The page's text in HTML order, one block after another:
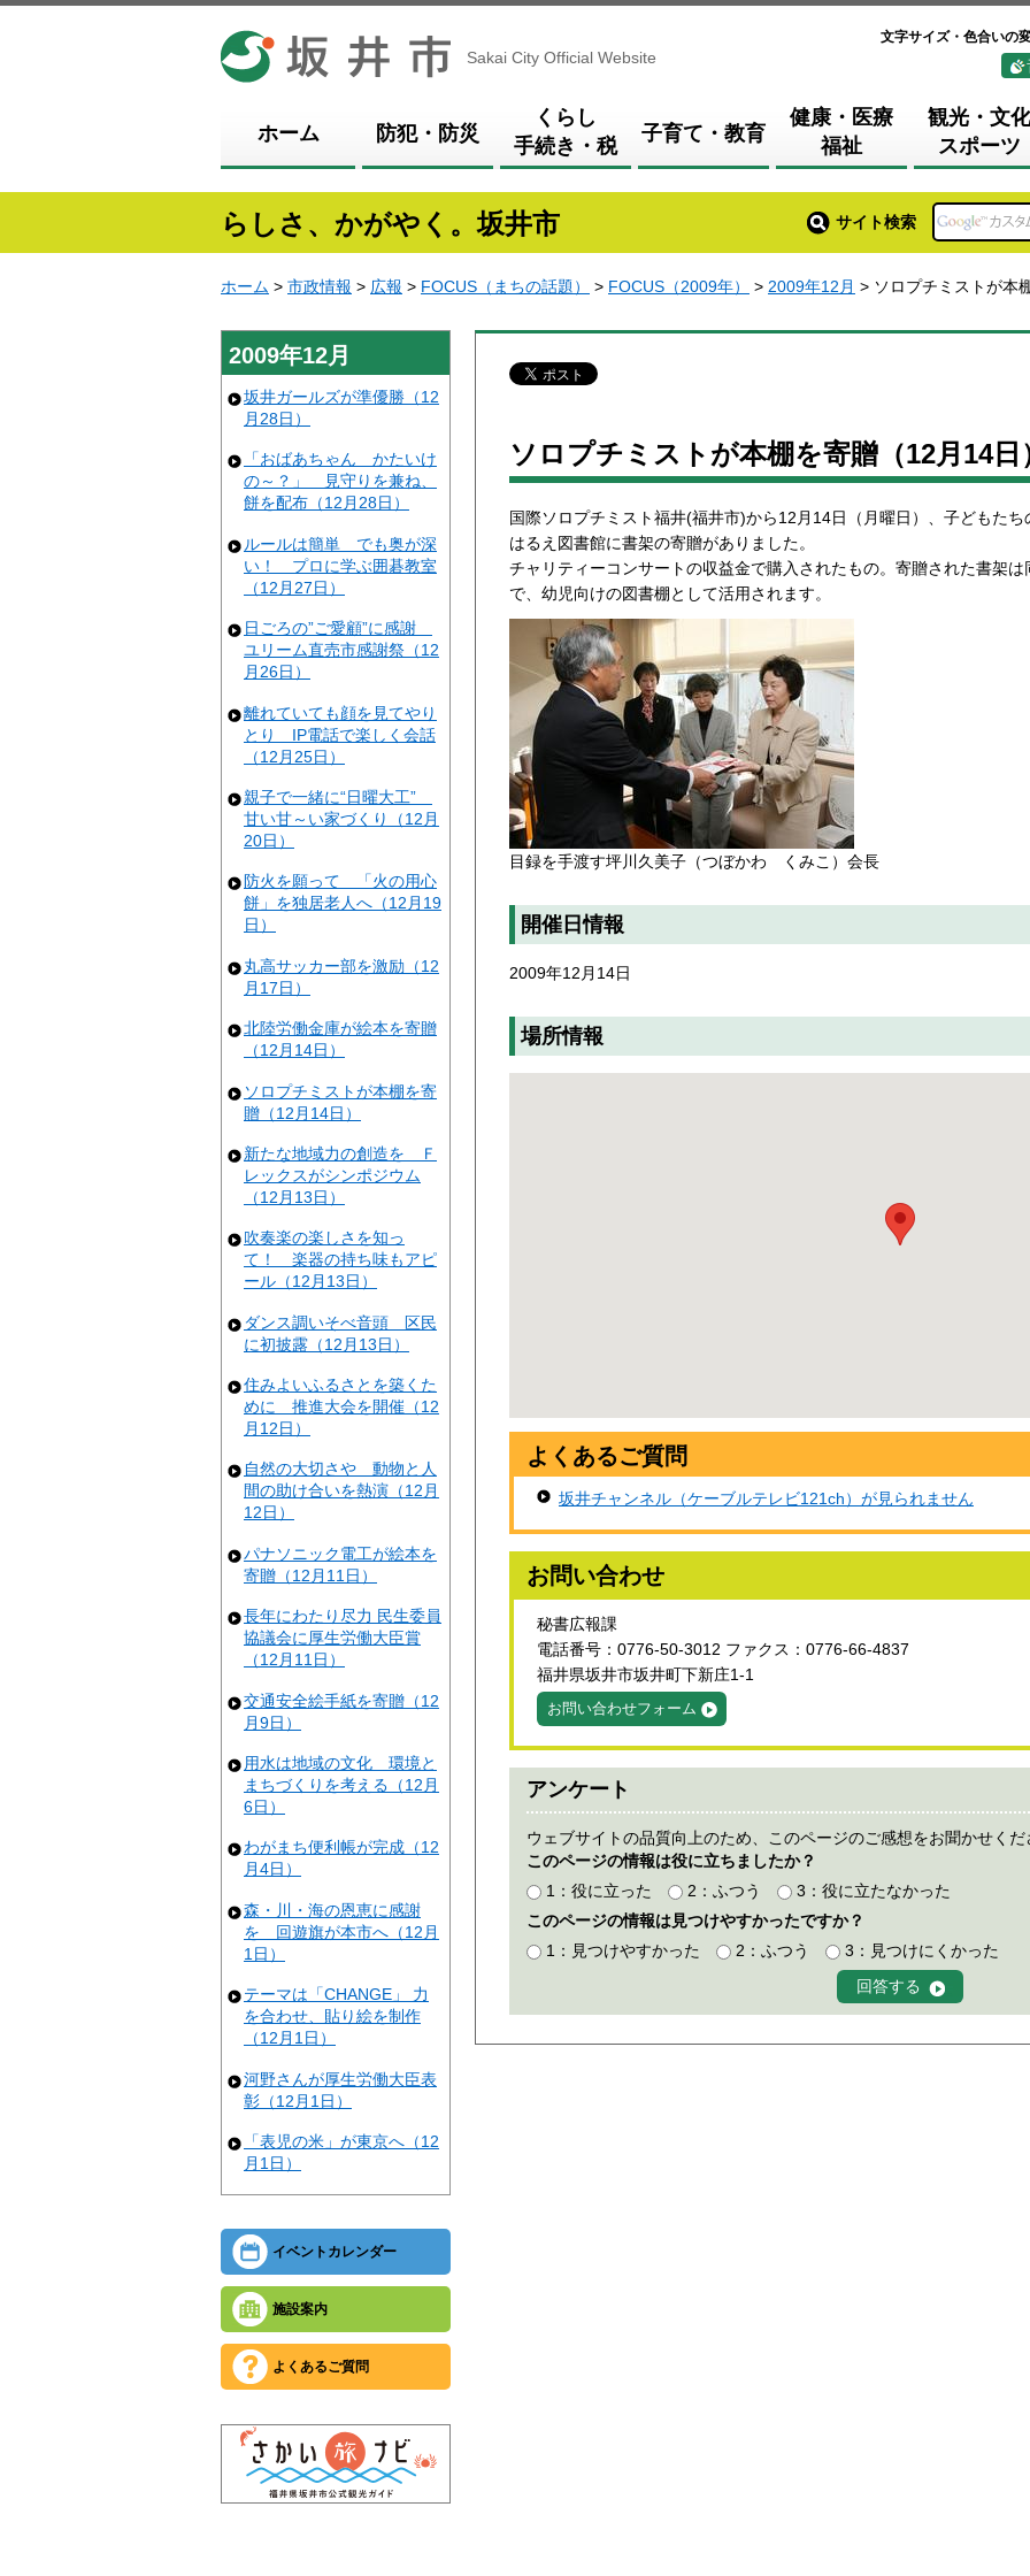
坂井市
Sakai City Official Website
文字サイズ・色合いの
ホーム 防犯・防災
くらし
手続き・税
子育て・教育
健康・医療
福祉
観光・文化
スポーツ
らしさ、かがやく。坂井市 サイト検索
ホーム > 市政情報 > 広報 > FOCUS（まちの話題） > FOCUS（2009年） > 2009年12月 > ソロプチミストが本
2009年12月
坂井ガールズが準優勝（12
月28日）
「おばあちゃん かたいけ
の～？」 見守りを兼ね、
餅を配布（12月28日）
ルールは簡単 でも奥が深
い！ プロに学ぶ囲碁教室
（12月27日）
日ごろの”ご愛顧”に感謝
ユリーム直売市感謝祭（12
月26日）
離れていても顔を見てやり
とり IP電話で楽しく会話
（12月25日）
親子で一緒に“日曜大工”
甘い甘～い家づくり（12月
20日）
防火を願って 「火の用心
餅」を独居老人へ（12月19
日）
丸高サッカー部を激励（12
月17日）
北陸労働金庫が絵本を寄贈
（12月14日）
ソロプチミストが本棚を寄
贈（12月14日）
新たな地域力の創造を Ｆ
レックスがシンポジウム
（12月13日）
吹奏楽の楽しさを知っ
て！ 楽器の持ち味もアピ
ール（12月13日）
ダンス調いそべ音頭 区民
に初披露（12月13日）
住みよいふるさとを築くた
めに 推進大会を開催（12
月12日）
自然の大切さや 動物と人
間の助け合いを熱演（12月
12日）
パナソニック電工が絵本を
寄贈（12月11日）
長年にわたり尽力 民生委員
協議会に厚生労働大臣賞
（12月11日）
交通安全絵手紙を寄贈（12
月9日）
用水は地域の文化 環境と
まちづくりを考える（12月
6日）
わがまち便利帳が完成（12
月4日）
森・川・海の恩恵に感謝
を 回遊旗が本市へ（12月
1日）
テーマは「CHANGE」 力
を合わせ、貼り絵を制作
（12月1日）
河野さんが厚生労働大臣表
彰（12月1日）
「表児の米」が東京へ（12
月1日）
イベントカレンダー
施設案内
よくあるご質問
ソロプチミストが本棚を寄贈（12月14日
国際ソロプチミスト福井(福井市)から12月14日（月曜日）、子どもた
はるえ図書館に書架の寄贈がありました。
チャリティーコンサートの収益金で購入されたもの。寄贈された書架
で、幼児向けの図書棚として活用されます。
目録を手渡す坪川久美子（つぼかわ くみこ）会長
開催日情報
2009年12月14日
場所情報
よくあるご質問
坂井チャンネル（ケーブルテレビ121ch）が見られません
お問い合わせ
秘書広報課
電話番号：0776-50-3012 ファクス：0776-66-4837
福井県坂井市坂井町下新庄1-1
お問い合わせフォーム
アンケート
ウェブサイトの品質向上のため、このページのご感想をお聞かせくだ
このページの情報は役に立ちましたか？
1：役に立った
2：ふつう
3：役に立たなかった
このページの情報は見つけやすかったですか？
1：見つけやすかった
2：ふつう 3：見つけにくかった